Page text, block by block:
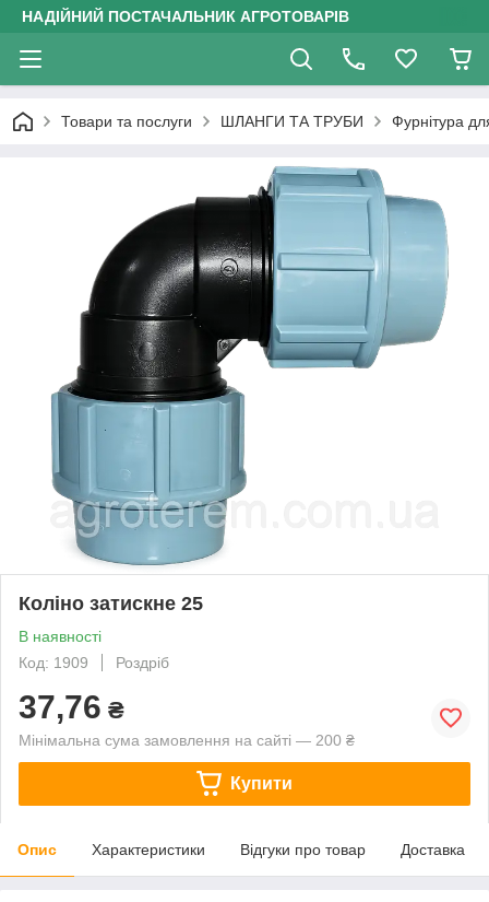
НАДІЙНИЙ ПОСТАЧАЛЬНИК АГРОТОВАРІВ
Товари та послуги ШЛАНГИ ТА ТРУБИ Фурнітура
Коліно затискне 25
В наявності
Код: 1909
Роздріб
37,76 ₴
Мінімальна сума замовлення на сайті — 200 ₴
Купити
Опис Характеристики Відгуки про товар Доставка